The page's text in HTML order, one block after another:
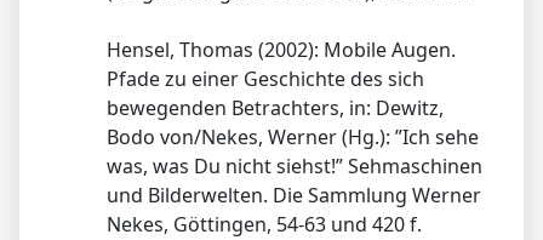
Hensel, Thomas (2002): Mobile Augen.
Pfade zu einer Geschichte des sich
bewegenden Betrachters, in: Dewitz,
Bodo von/Nekes, Werner (Hg.): ”Ich sehe
was, was Du nicht siehst!” Sehmaschinen
und Bilderwelten. Die Sammlung Werner
Nekes, Göttingen, 54-63 und 420 f.